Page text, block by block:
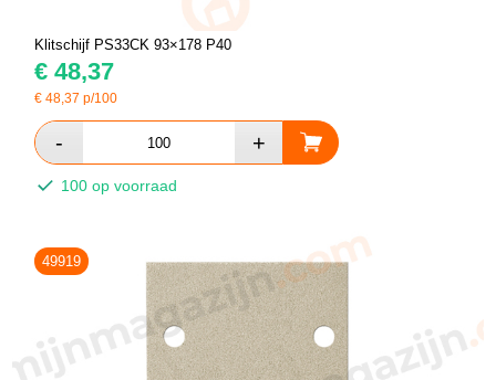
Klitschijf PS33CK 93×178 P40
€ 48,37
€48,37 p/100
100 op voorraad
49919